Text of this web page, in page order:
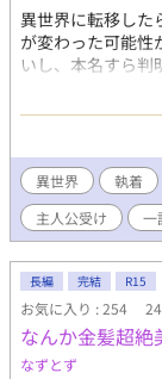
異世界に転移した
が変わった可能性
いし、本名すら
できていた。国
トもいる。ちょっ
載です ※他サイ
異世界 執着
主人公受け
一
長編 完結 R15
お気に入り : 254
なんか金髪超
なずとず